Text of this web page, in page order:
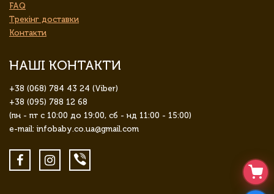
FAQ
Трекінг доставки
Контакти
НАШІ КОНТАКТИ
+38 (068) 784 43 24 (Viber)
+38 (095) 788 12 68
(пн - пт с 10:00 до 19:00, сб - нд 11:00 - 15:00)
e-mail: infobaby.co.ua@gmail.com